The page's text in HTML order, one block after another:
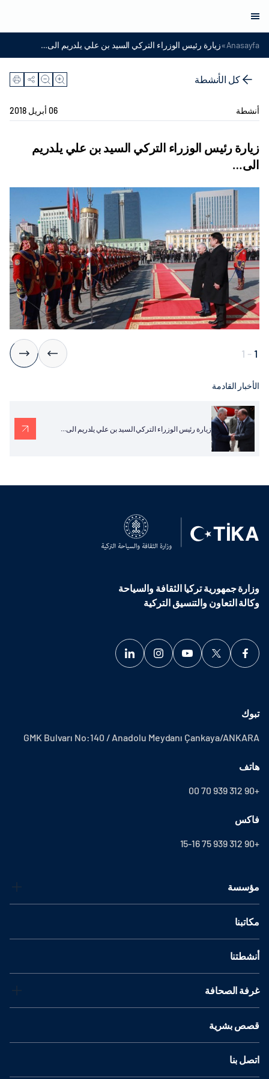
Anasayfa
»زيارة رئيس الوزراء التركي السيد بن علي يلدريم الى…
كل الأنشطة
أنشطة 06 أبريل 2018
زيارة رئيس الوزراء التركي السيد بن علي يلدريم
الى…
1
-
1
الأخبار القادمة
زيارة رئيس الوزراء التركي السيد بن علي يلدريم الى...
وزارة جمهورية تركيا الثقافة والسياحة
وكالة التعاون والتنسيق التركية
تبوك
GMK Bulvarı No:140 / Anadolu Meydanı Çankaya/ANKARA
هاتف
+90 312 939 70 00
فاكس
+90 312 939 75 15-16
مؤسسة
مكاتبنا
أنشطتنا
غرفة الصحافة
قصص بشرية
اتصل بنا